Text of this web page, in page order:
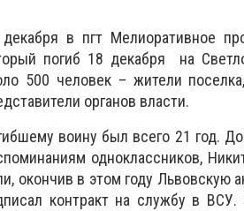
в пгт Мелиоративное
погиб 18 декабря на
500 человек – жители
органов власти.
воину был всего 21 год.
одноклассников,
окончив в этом году Львовскую
контракт на службу в